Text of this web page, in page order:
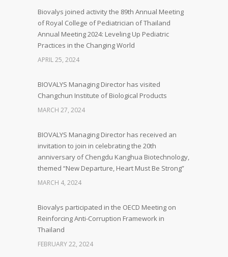
Biovalys joined activity the 89th Annual Meeting
of Royal College of Pediatrician of Thailand
Annual Meeting 2024: Leveling Up Pediatric
Practices in the Changing World
APRIL 25, 2024
BIOVALYS Managing Director has visited
Changchun Institute of Biological Products
MARCH 27, 2024
BIOVALYS Managing Director has received an
invitation to join in celebrating the 20th
anniversary of Chengdu Kanghua Biotechnology,
themed “New Departure, Heart Must Be Strong”
MARCH 4, 2024
Biovalys participated in the OECD Meeting on
Reinforcing Anti-Corruption Framework in
Thailand
FEBRUARY 22, 2024